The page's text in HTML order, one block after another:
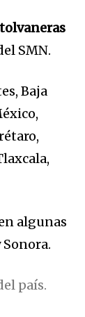
SMN.
Baja
algunas
país.